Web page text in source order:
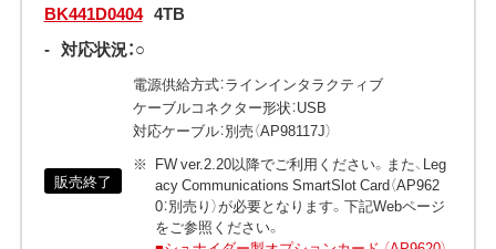
BK441D0404 4TB
- 対応状況：○
販売終了
電源供給方式：ラインインタラクティブ
ケーブルコネクター形状：USB
対応ケーブル：別売（AP98117J）
FW ver.2.20以降でご利用ください。また、Leg
acy Communications SmartSlot Card（AP962
0：別売り）が必要となります。下記Webページ
をご参照ください。